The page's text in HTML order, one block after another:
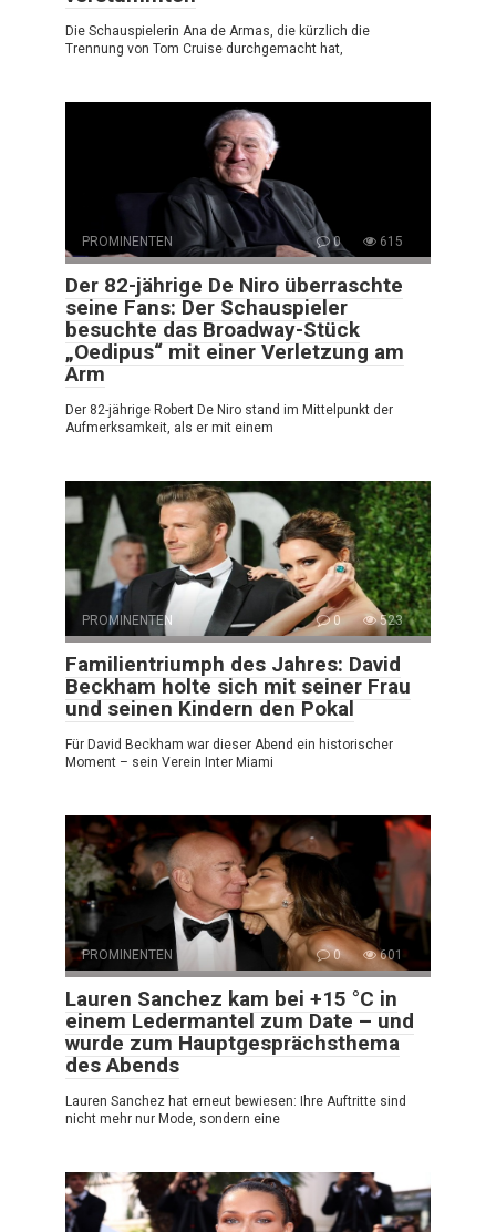
Die Schauspielerin Ana de Armas, die kürzlich die
Trennung von Tom Cruise durchgemacht hat,
PROMINENTEN 0 615
Der 82-jährige De Niro überraschte
seine Fans: Der Schauspieler
besuchte das Broadway-Stück
„Oedipus“ mit einer Verletzung am
Arm
Der 82-jährige Robert De Niro stand im Mittelpunkt der
Aufmerksamkeit, als er mit einem
PROMINENTEN 0 523
Familientriumph des Jahres: David
Beckham holte sich mit seiner Frau
und seinen Kindern den Pokal
Für David Beckham war dieser Abend ein historischer
Moment – sein Verein Inter Miami
PROMINENTEN 0 601
Lauren Sanchez kam bei +15 °C in
einem Ledermantel zum Date – und
wurde zum Hauptgesprächsthema
des Abends
Lauren Sanchez hat erneut bewiesen: Ihre Auftritte sind
nicht mehr nur Mode, sondern eine